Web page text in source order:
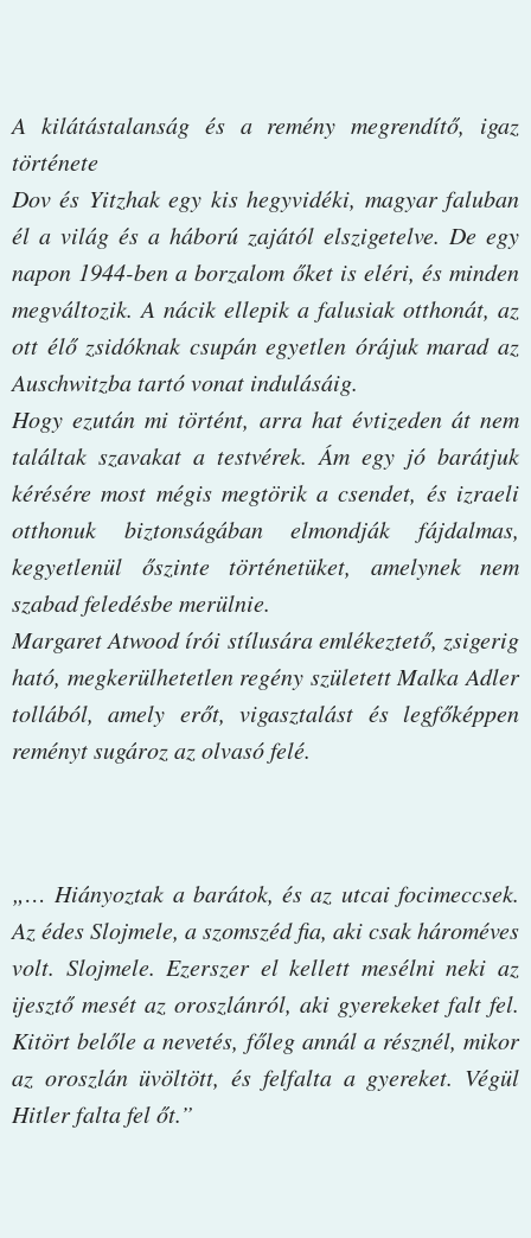
A kilátástalanság és a remény megrendítő, igaz
története
Dov és Yitzhak egy kis hegyvidéki, magyar faluban
él a világ és a háború zajától elszigetelve. De egy
napon 1944-ben a borzalom őket is eléri, és minden
megváltozik. A nácik ellepik a falusiak otthonát, az
ott élő zsidóknak csupán egyetlen órájuk marad az
Auschwitzba tartó vonat indulásáig.
Hogy ezután mi történt, arra hat évtizeden át nem
találtak szavakat a testvérek. Ám egy jó barátjuk
kérésére most mégis megtörik a csendet, és izraeli
otthonuk biztonságában elmondják fájdalmas,
kegyetlenül őszinte történetüket, amelynek nem
szabad feledésbe merülnie.
Margaret Atwood írói stílusára emlékeztető, zsigerig
ható, megkerülhetetlen regény született Malka Adler
tollából, amely erőt, vigasztalást és legfőképpen
reményt sugároz az olvasó felé.
„… Hiányoztak a barátok, és az utcai focimeccsek.
Az édes Slojmele, a szomszéd fia, aki csak hároméves
volt. Slojmele. Ezerszer el kellett mesélni neki az
ijesztő mesét az oroszlánról, aki gyerekeket falt fel.
Kitört belőle a nevetés, főleg annál a résznél, mikor
az oroszlán üvöltött, és felfalta a gyereket. Végül
Hitler falta fel őt.”